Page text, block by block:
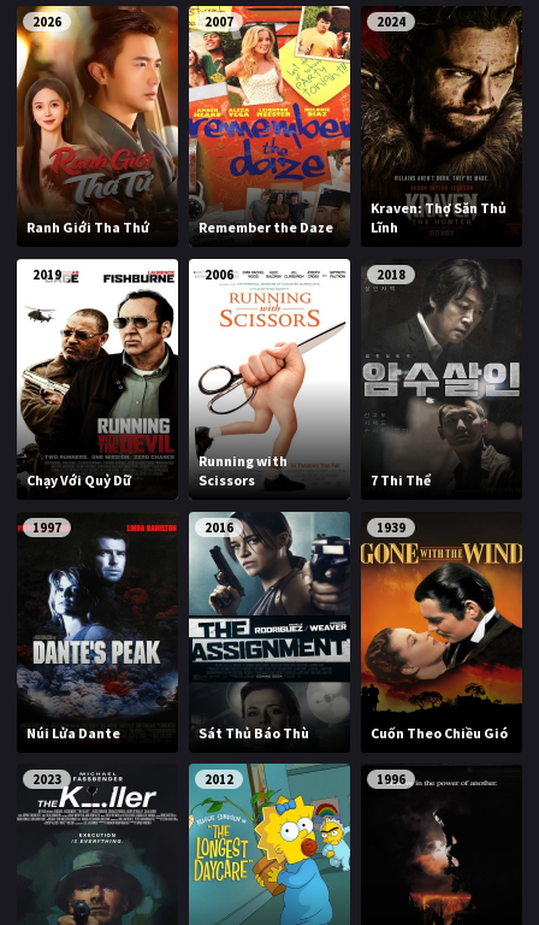
2026
Ranh Giới Tha Thứ
2007
Remember the Daze
2024
Kraven: Thợ Săn Thủ
Lĩnh
2019
Chạy Với Quỷ Dữ
2006
Running with
Scissors
2018
7 Thi Thể
1997
Núi Lửa Dante
2016
Sát Thủ Báo Thù
1939
Cuốn Theo Chiều Gió
2023 2012 1996